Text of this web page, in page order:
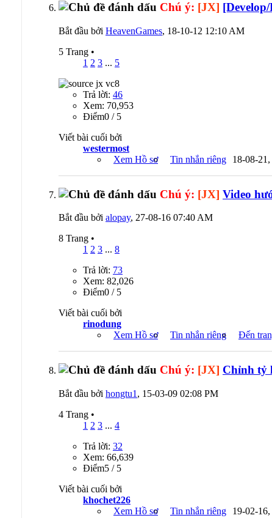
Chú ý: [JX]
Bắt đầu bởi HeavenGames, 18-10-12 12:10 AM
5 Trang •
1 2 3 ... 5
Trả lời: 46
Xem: 70,953
Ðiểm0 / 5
Viết bài cuối bởi
westermost
Xem Hồ sơ
Tin nhắn riêng 18-08-21,
Chú ý: [JX] Video
Bắt đầu bởi alopay, 27-08-16 07:40 AM
8 Trang •
1 2 3 ... 8
Trả lời: 73
Xem: 82,026
Ðiểm0 / 5
Viết bài cuối bởi
rinodung
Xem Hồ sơ
Tin nhắn riêng Đến
Chú ý: [JX] Chỉnh tỷ
Bắt đầu bởi hongtu1 , 15-03-09 02:08 PM
4 Trang •
1 2 3 ... 4
Trả lời: 32
Xem: 66,639
Ðiểm5 / 5
Viết bài cuối bởi
khochet226
Xem Hồ sơ
Tin nhắn riêng 19-02-16,